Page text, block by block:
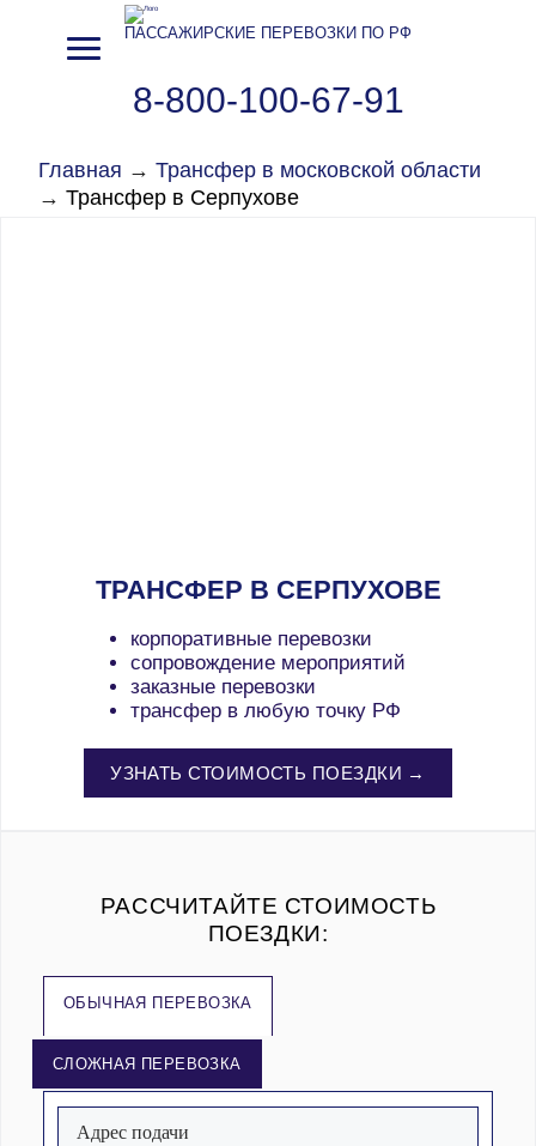
ПАССАЖИРСКИЕ ПЕРЕВОЗКИ ПО РФ
8-800-100-67-91
Главная → Трансфер в московской области
→ Трансфер в Серпухове
ТРАНСФЕР В СЕРПУХОВЕ
корпоративные перевозки
сопровождение мероприятий
заказные перевозки
трансфер в любую точку РФ
УЗНАТЬ СТОИМОСТЬ ПОЕЗДКИ →
РАССЧИТАЙТЕ СТОИМОСТЬ
ПОЕЗДКИ:
ОБЫЧНАЯ ПЕРЕВОЗКА
СЛОЖНАЯ ПЕРЕВОЗКА